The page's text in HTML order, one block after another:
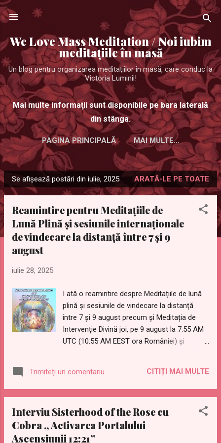
Treceți la conținutul principal
We Love Mass Meditation / Noi iubim
meditaţiile în masă
Un blog pentru organizarea meditaţiilor în masă, care conduc la
Victoria Luminii!
Mai multe informaţii sunt disponibile pe bara laterală
din stânga.
PAGINA PRINCIPALĂ MAI MULTE…
P
o
Se afișează postări din iulie, 2025 ARATĂ-LE PE TOATE
Reamintire pentru Meditațiile de
Lună Plină și sesiunile internaționale
de vindecare la distanță între 7 și 9
august
iulie 28, 2025
I ată o reamintire despre Meditațiile de lună
plină și sesiunile de vindecare la distanță
între 7 și 9 august precum și Meditația de
Intervenție Divină joi, pe 9 august la 7:55 AM
UTC (10:55 AM EEST ora României) și
Sesiunile lunare Internaționale de Vindecare
la Distanță cu Maeștri Ascensionați și Razele
International Golden Age Group (Grupul
Internațional al Epocii de Aur) și Prepare For
Change Japan Official (Pregătiți-vă pentru
Trimiteți un comentariu CITIȚI MAI MULTE
Interviu Sisterhood of the Rose cu
Cobra „ Activarea Portalului
Ascensiunii 12:21”